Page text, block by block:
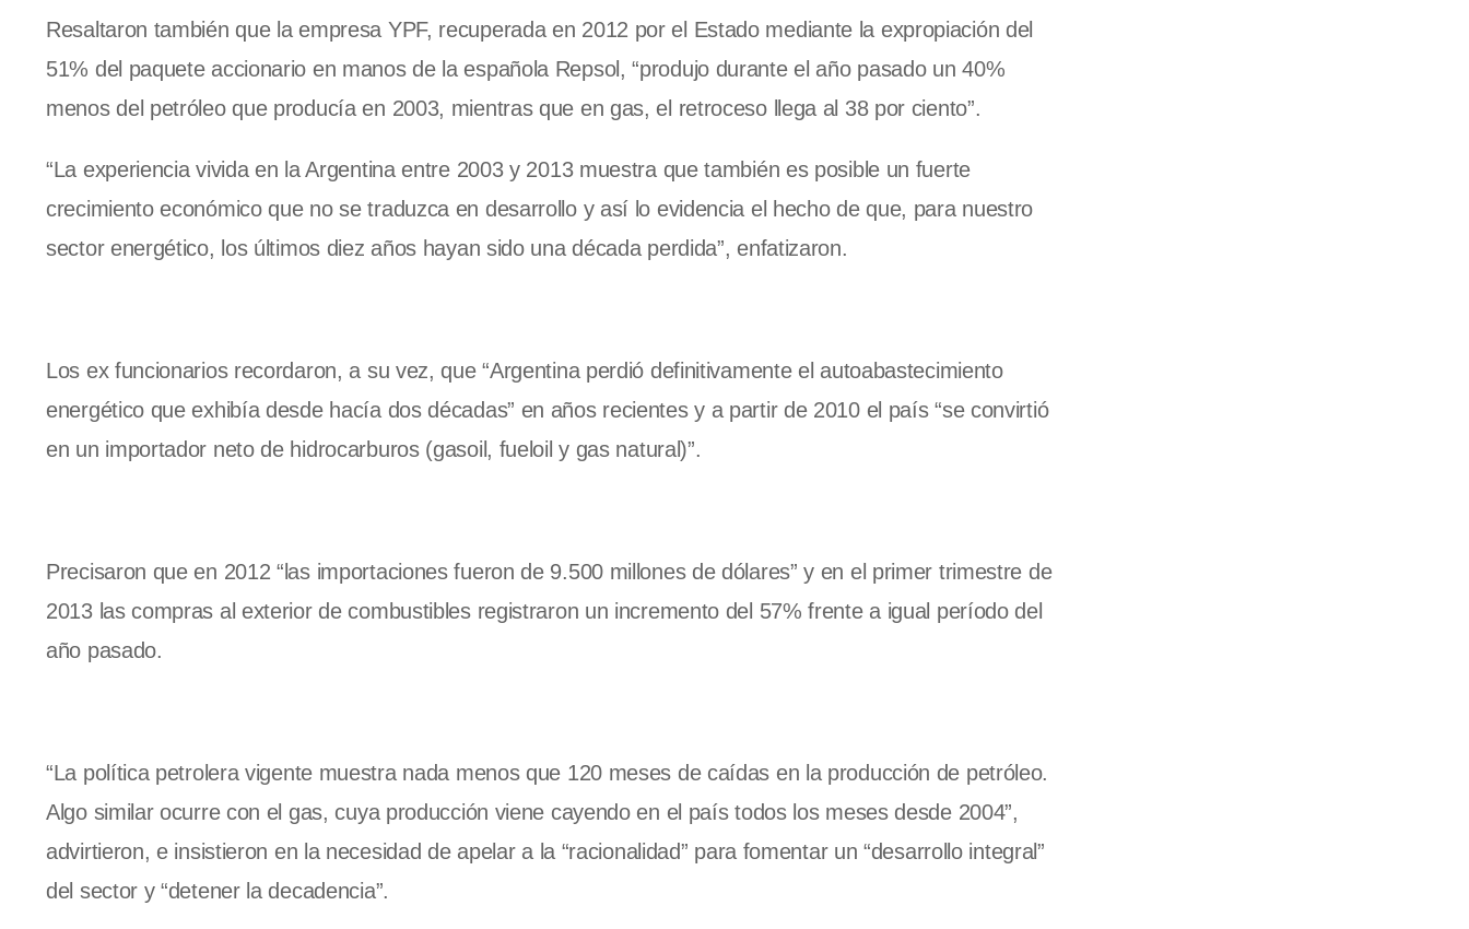
Resaltaron también que la empresa YPF, recuperada en 2012 por el Estado mediante la expropiación del
51% del paquete accionario en manos de la española Repsol, “produjo durante el año pasado un 40%
menos del petróleo que producía en 2003, mientras que en gas, el retroceso llega al 38 por ciento”.
“La experiencia vivida en la Argentina entre 2003 y 2013 muestra que también es posible un fuerte
crecimiento económico que no se traduzca en desarrollo y así lo evidencia el hecho de que, para nuestro
sector energético, los últimos diez años hayan sido una década perdida”, enfatizaron.
Los ex funcionarios recordaron, a su vez, que “Argentina perdió definitivamente el autoabastecimiento
energético que exhibía desde hacía dos décadas” en años recientes y a partir de 2010 el país “se convirtió
en un importador neto de hidrocarburos (gasoil, fueloil y gas natural)”.
Precisaron que en 2012 “las importaciones fueron de 9.500 millones de dólares” y en el primer trimestre de
2013 las compras al exterior de combustibles registraron un incremento del 57% frente a igual período del
año pasado.
“La política petrolera vigente muestra nada menos que 120 meses de caídas en la producción de petróleo.
Algo similar ocurre con el gas, cuya producción viene cayendo en el país todos los meses desde 2004”,
advirtieron, e insistieron en la necesidad de apelar a la “racionalidad” para fomentar un “desarrollo integral”
del sector y “detener la decadencia”.